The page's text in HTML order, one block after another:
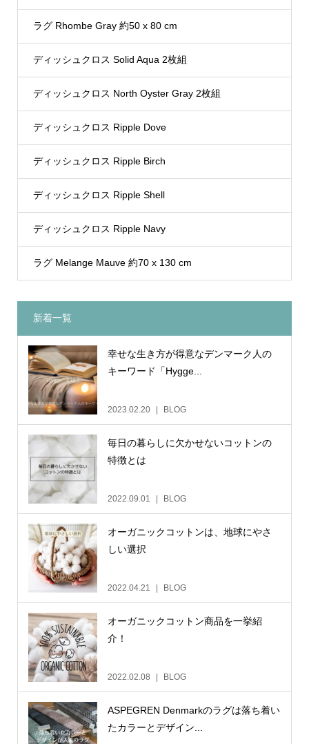
ラグ Rhombe Gray 約50 x 80 cm
ディッシュクロス Solid Aqua 2枚組
ディッシュクロス North Oyster Gray 2枚組
ディッシュクロス Ripple Dove
ディッシュクロス Ripple Birch
ディッシュクロス Ripple Shell
ディッシュクロス Ripple Navy
ラグ Melange Mauve 約70 x 130 cm
新着一覧
幸せな生き方が得意なデンマーク人の
キーワード「Hygge...
2023.02.20 BLOG
毎日の暮らしに欠かせないコットンの
特徴とは
2022.09.01 BLOG
オーガニックコットンは、地球にやさ
しい選択
2022.04.21 BLOG
オーガニックコットン商品を一挙紹
介！
2022.02.08 BLOG
ASPEGREN Denmarkのラグは落ち着い
たカラーとデザイン...